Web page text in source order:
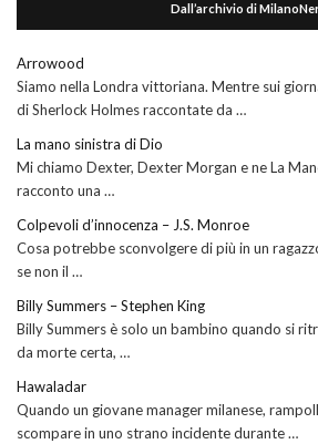
Dall’archivio di
Arrowood
Siamo nella Londra vittoriana. Mentre sui
di Sherlock Holmes raccontate da …
La mano sinistra di Dio
Mi chiamo Dexter, Dexter Morgan e ne La
racconto una …
Colpevoli d’innocenza – J.S. Monroe
Cosa potrebbe sconvolgere di più in un
se non il …
Billy Summers – Stephen King
Billy Summers è solo un bambino quando si
da morte certa, …
Hawaladar
Quando un giovane manager milanese,
scompare in uno strano incidente durante …